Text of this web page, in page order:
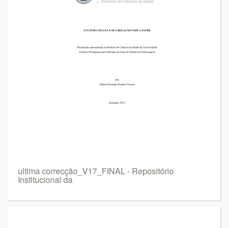
ultima correcção_V17_FINAL - Repositório
Institucional da